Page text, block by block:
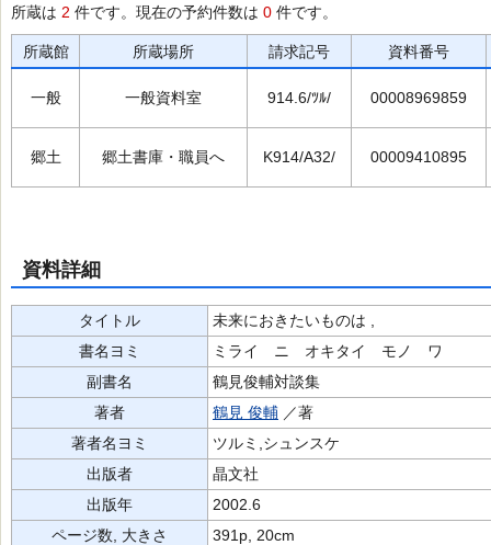
所蔵は 2 件です。現在の予約件数は 0 件です。
所蔵館 所蔵場所 請求記号 資料番号
一般 一般資料室 914.6/ﾂﾙ/ 00008969859
郷土 郷土書庫・職員へ K914/A32/ 00009410895
資料詳細
タイトル
未来におきたいものは ,
書名ヨミ
ミライ ニ オキタイ モノ ワ
副書名
鶴見俊輔対談集
著者
鶴見 俊輔 ／著
著者名ヨミ
ツルミ,シュンスケ
出版者
晶文社
出版年
2002.6
ページ数, 大きさ
391p, 20cm